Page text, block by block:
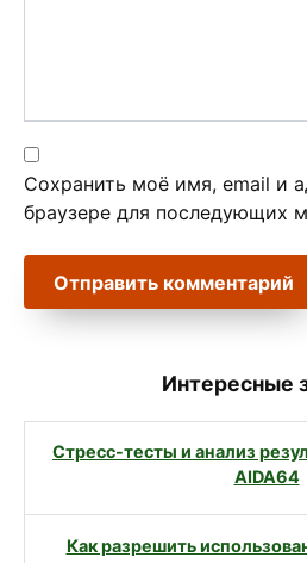
Сохранить моё имя, email и
браузере для последующих
Интересные
Стресс-тесты и анализ
AIDA64
Как разрешить